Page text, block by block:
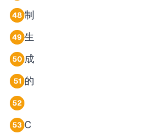
48 制
49 生
50 成
51 的
52
53 C